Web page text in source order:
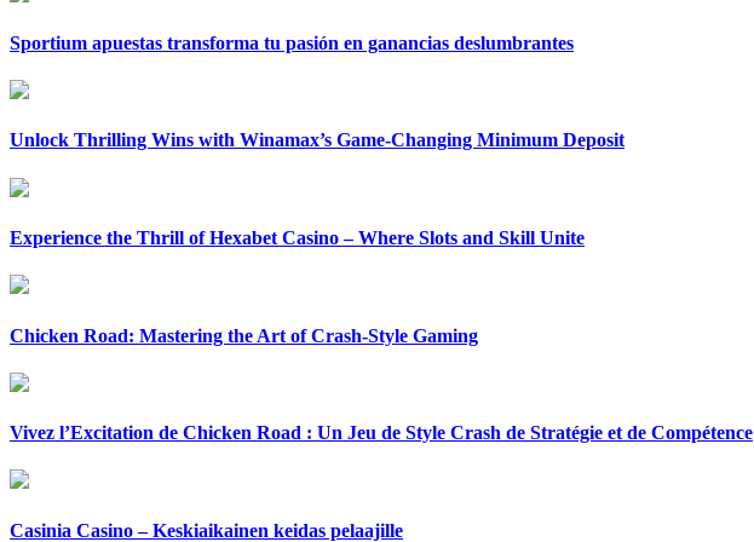
Sportium apuestas transforma tu pasión en ganancias deslumbrantes
Unlock Thrilling Wins with Winamax’s Game-Changing Minimum Deposit
Experience the Thrill of Hexabet Casino – Where Slots and Skill Unite
Chicken Road: Mastering the Art of Crash-Style Gaming
Vivez l’Excitation de Chicken Road : Un Jeu de Style Crash de Stratégie et de Compétence
Casinia Casino – Keskiaikainen keidas pelaajille